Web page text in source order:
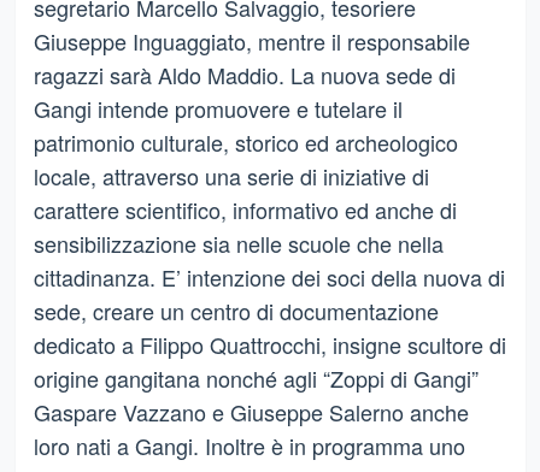
segretario Marcello Salvaggio, tesoriere
Giuseppe Inguaggiato, mentre il responsabile
ragazzi sarà Aldo Maddio. La nuova sede di
Gangi intende promuovere e tutelare il
patrimonio culturale, storico ed archeologico
locale, attraverso una serie di iniziative di
carattere scientifico, informativo ed anche di
sensibilizzazione sia nelle scuole che nella
cittadinanza. E’ intenzione dei soci della nuova di
sede, creare un centro di documentazione
dedicato a Filippo Quattrocchi, insigne scultore di
origine gangitana nonché agli “Zoppi di Gangi”
Gaspare Vazzano e Giuseppe Salerno anche
loro nati a Gangi. Inoltre è in programma uno